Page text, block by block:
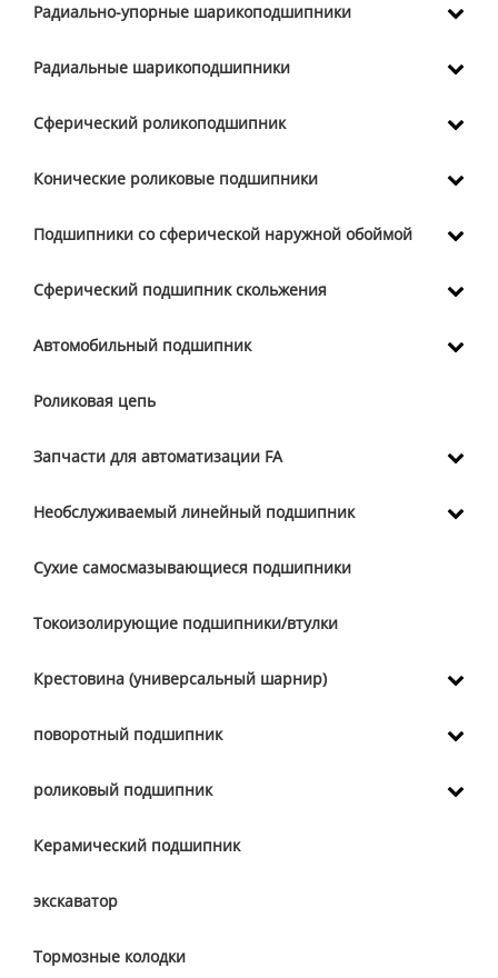
Радиально-упорные шарикоподшипники
Радиальные шарикоподшипники
Сферический роликоподшипник
Конические роликовые подшипники
Подшипники со сферической наружной обоймой
Сферический подшипник скольжения
Автомобильный подшипник
Роликовая цепь
Запчасти для автоматизации FA
Необслуживаемый линейный подшипник
Сухие самосмазывающиеся подшипники
Токоизолирующие подшипники/втулки
Крестовина (универсальный шарнир)
поворотный подшипник
роликовый подшипник
Керамический подшипник
экскаватор
Тормозные колодки